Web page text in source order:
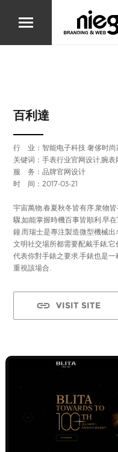
百利達
行 业：智能电子科技 奢侈时尚
关键词：手表行业官网设计,腕表
服 务：品牌官网设计
时 间：2017-03-21
宇宙萬物,春夏秋冬皆有序.衆物
驟,如能掌握時機百事皆順利.早
鐘.而瑞士是專注製造微型機械
文明社交場所都需要配戴手錶,
代表你對手錶之要求.手錶也是
重視該場合.
VISIT SITE